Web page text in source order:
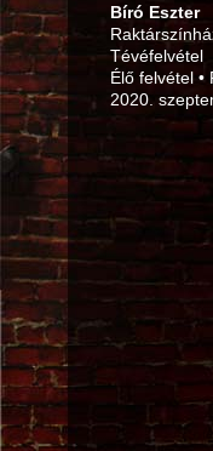
Bíró Eszter
Tévéfelvétel
Élő felvétel
2020.